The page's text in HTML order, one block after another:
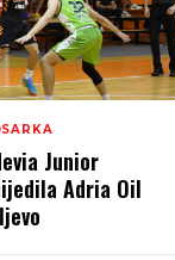
Junior
Adria Oil